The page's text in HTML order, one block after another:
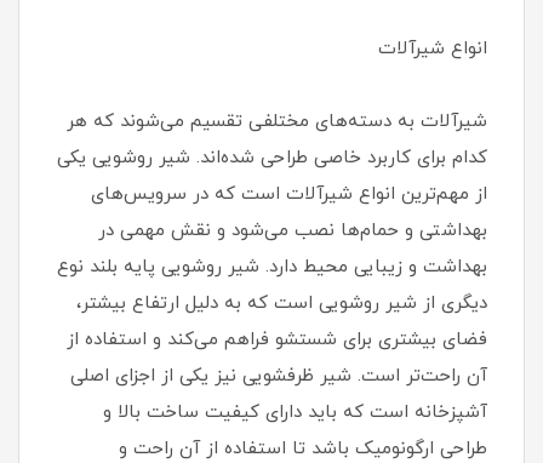
انواع شیرآلات
شیرآلات به دسته‌های مختلفی تقسیم می‌شوند که هر
کدام برای کاربرد خاصی طراحی شده‌اند. شیر روشویی یکی
از مهم‌ترین انواع شیرآلات است که در سرویس‌های
بهداشتی و حمام‌ها نصب می‌شود و نقش مهمی در
بهداشت و زیبایی محیط دارد. شیر روشویی پایه بلند نوع
دیگری از شیر روشویی است که به دلیل ارتفاع بیشتر،
فضای بیشتری برای شستشو فراهم می‌کند و استفاده از
آن راحت‌تر است. شیر ظرفشویی نیز یکی از اجزای اصلی
آشپزخانه است که باید دارای کیفیت ساخت بالا و
طراحی ارگونومیک باشد تا استفاده از آن راحت و